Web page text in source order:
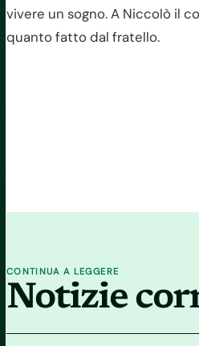
vivere un sogno. A Niccolò il
quanto fatto dal fratello.
CONTINUA A LEGGERE
Notizie